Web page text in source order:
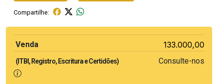
Compartilhe:
Venda 133.000,00
(ITBI, Registro, Escritura e Certidões) Consulte-nos